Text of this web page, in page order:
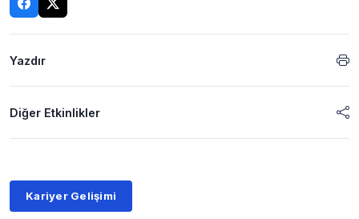
Yazdır
Diğer Etkinlikler
Kariyer Gelişimi